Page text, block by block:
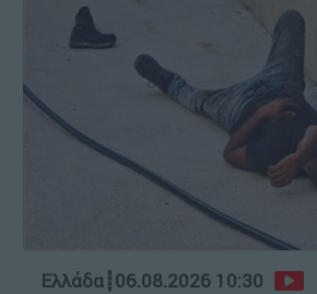
Ελλάδα┋06.08.2026 10:30